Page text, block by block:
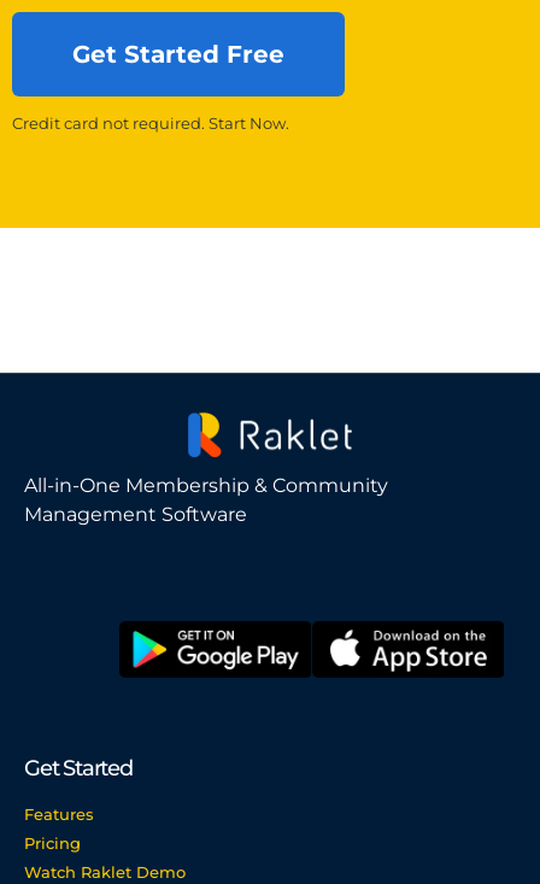
Get Started Free
Credit card not required. Start Now.
All-in-One Membership & Community
Management Software
Get Started
Features
Pricing
Watch Raklet Demo